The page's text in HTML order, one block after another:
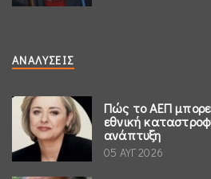
ΑΝΑΛΎΣΕΙΣ
Πώς το ΑΕΠ
εθνική
ανάπτυξη
05 ΑΥΓ 2026